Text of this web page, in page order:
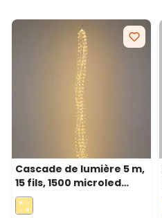
Cascade de lumière 5 m,
15 fils, 1500 microled
blanc chaud et froid,
câble métal argenté